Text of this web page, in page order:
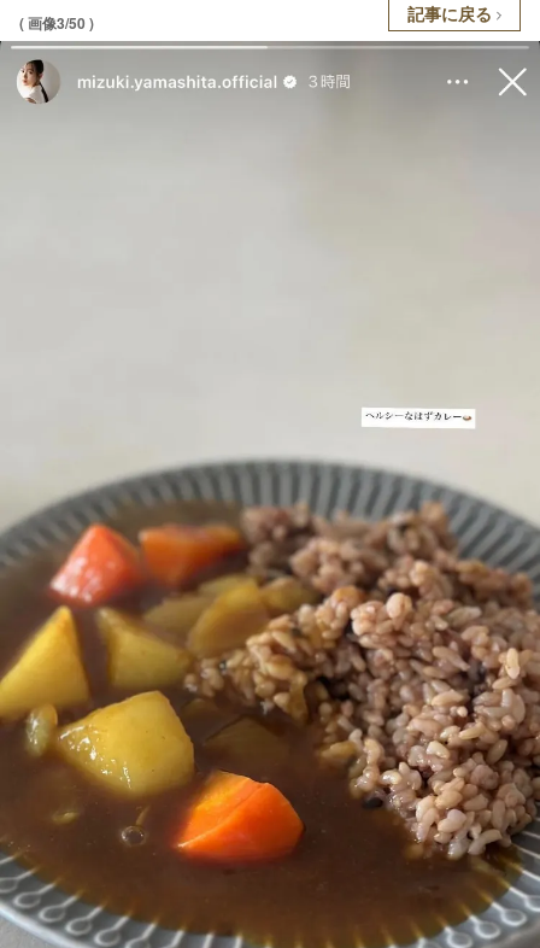
( 画像3/50 ) 記事に戻る